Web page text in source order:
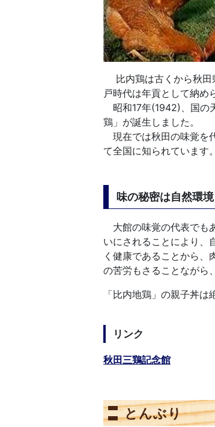
比内鶏は古くから秋田
戸時代は年貢として納め
昭和17年(1942)、国の
鶏」が誕生しました。
現在では秋田の味覚を
て全国に知られています。
味の秘密は自然環境
大館の味覚の代表でも
いにされることにより、
く健康であることから
の苦労もさることながら
「比内地鶏」の親子丼は
リンク
秋田三鶏記念館
とんぶり